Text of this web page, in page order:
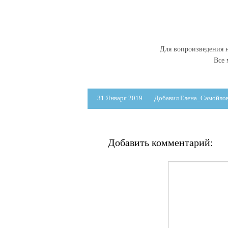
Для вопроизведения
Все
31 Января 2019 Добавил
Добавить комментарий: